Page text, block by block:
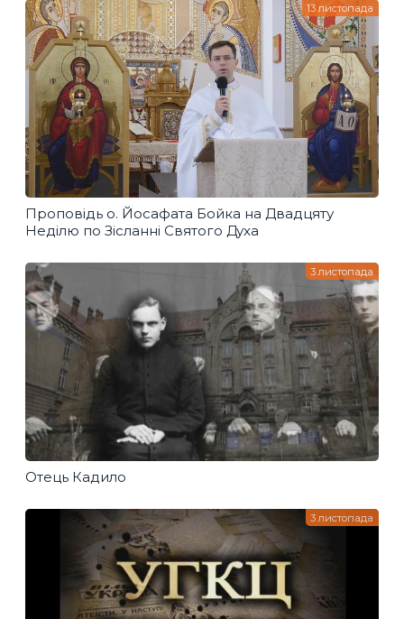
Проповідь о. Йосафата Бойка на Двадцяту
Неділю по Зісланні Святого Духа
13 листопада
Отець Кадило
3 листопада
3 листопада